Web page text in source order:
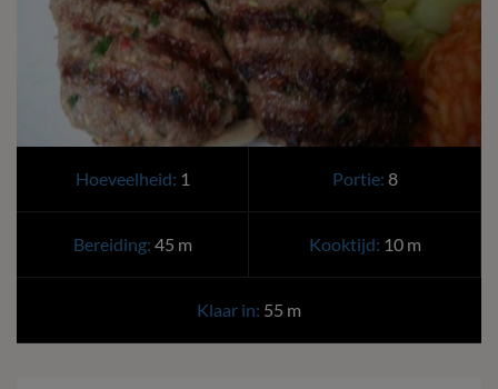
Hoeveelheid: 1 Portie: 8
Bereiding: 45 m Kooktijd: 10 m
Klaar in: 55 m